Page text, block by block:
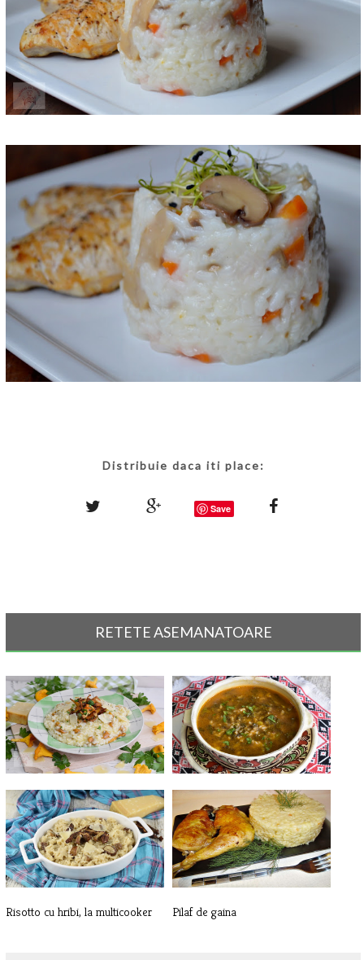
Distribuie daca iti place:
Save
RETETE ASEMANATOARE
Risotto cu galbiori
Risotto cu hribi, la multicooker Pilaf de gaina